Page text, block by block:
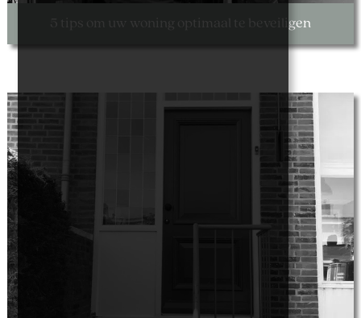
5 tips om uw woning optimaal te beveiligen